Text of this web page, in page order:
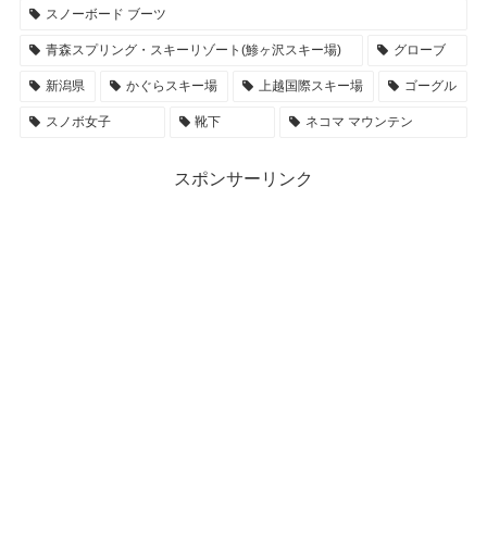
スノーボード ブーツ
青森スプリング・スキーリゾート(鯵ヶ沢スキー場) グローブ
新潟県 かぐらスキー場 上越国際スキー場 ゴーグル
スノボ女子 靴下 ネコマ マウンテン
スポンサーリンク